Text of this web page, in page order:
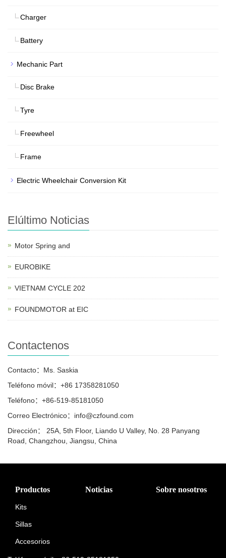
Charger
Battery
Mechanic Part
Disc Brake
Tyre
Freewheel
Frame
Electric Wheelchair Conversion Kit
Elúltimo Noticias
Motor Spring and
EUROBIKE
VIETNAM CYCLE 202
FOUNDMOTOR at EIC
Contactenos
Contacto：Ms. Saskia
Teléfono móvil：+86 17358281050
Teléfono：+86-519-85181050
Correo Electrónico：info@czfound.com
Dirección： 25A, 5th Floor, Liando U Valley, No. 28 Panyang
Road, Changzhou, Jiangsu, China
Productos
Kits
Sillas
Accesorios
Noticias Sobre nosotros